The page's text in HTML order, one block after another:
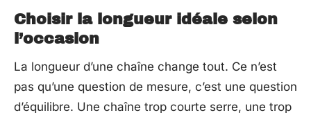
Choisir la longueur idéale selon
l’occasion
La longueur d’une chaîne change tout. Ce n’est
pas qu’une question de mesure, c’est une question
d’équilibre. Une chaîne trop courte serre, une trop